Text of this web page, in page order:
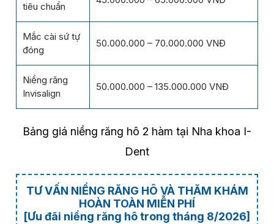
tiêu chuẩn
Mắc cài sứ tự
đóng
50.000.000 – 70.000.000 VNĐ
Niềng răng
Invisalign
50.000.000 – 135.000.000 VNĐ
Bảng giá niềng răng hô 2 hàm tại Nha khoa I-
Dent
TƯ VẤN NIỀNG RĂNG HÔ VÀ THĂM KHÁM
HOÀN TOÀN MIỄN PHÍ
[Ưu đãi niềng răng hô trong tháng 8/2026]